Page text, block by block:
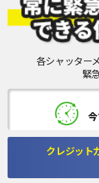
各シャッター
緊
クレジット